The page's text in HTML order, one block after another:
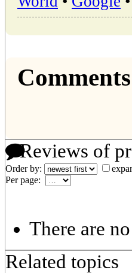
Reviews of
Order by:
Per page:
There are
Related topics